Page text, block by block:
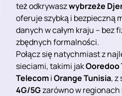
też odkrywaszwybrzeże
oferuje szybką i bezpieczną
danych w całym kraju – bez
zbędnych formalności.
Połącz się natychmiast z
sieciami, takimi jakOoredoo
TelecomiOrange Tunisia, z
4G/5Gzarówno w regionach